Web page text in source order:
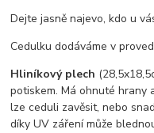
Dejte jasně najevo, kdo u
Cedulku dodáváme v
Hliníkový plech
potiskem. Má ohnuté hrany
lze ceduli zavěsit, nebo
díky UV záření může